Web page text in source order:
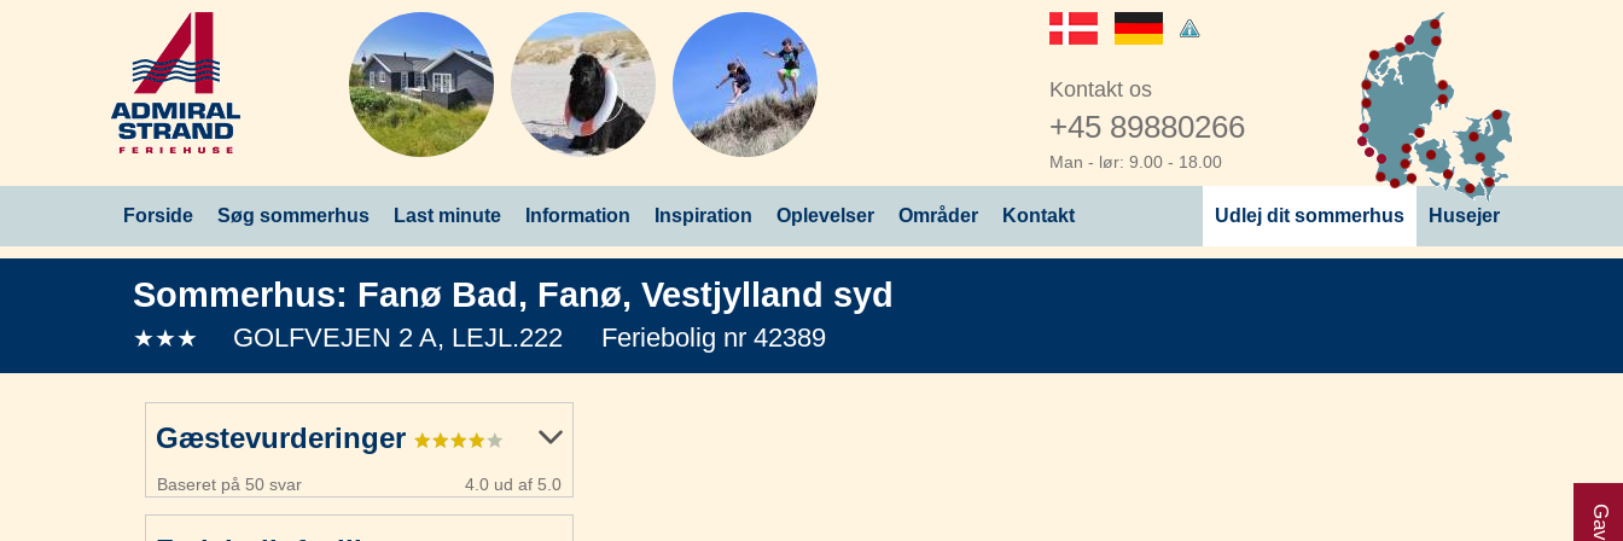
Kontakt os
+45 89880266
Man - lør: 9.00 - 18.00
Forside Søg sommerhus Last minute Information Inspiration Oplevelser Områder Kontakt Husejer
Udlej dit sommerhus
Sommerhus: Fanø Bad, Fanø, Vestjylland syd
★★★ GOLFVEJEN 2 A, LEJL.222 Feriebolig nr 42389
Gæstevurderinger
Baseret på 50 svar 4.0 ud af 5.0